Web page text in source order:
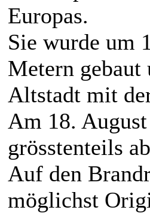
Europas.
Sie wurde um
Metern gebaut
Altstadt mit
Am 18.
grösstenteils
Auf den
möglichst